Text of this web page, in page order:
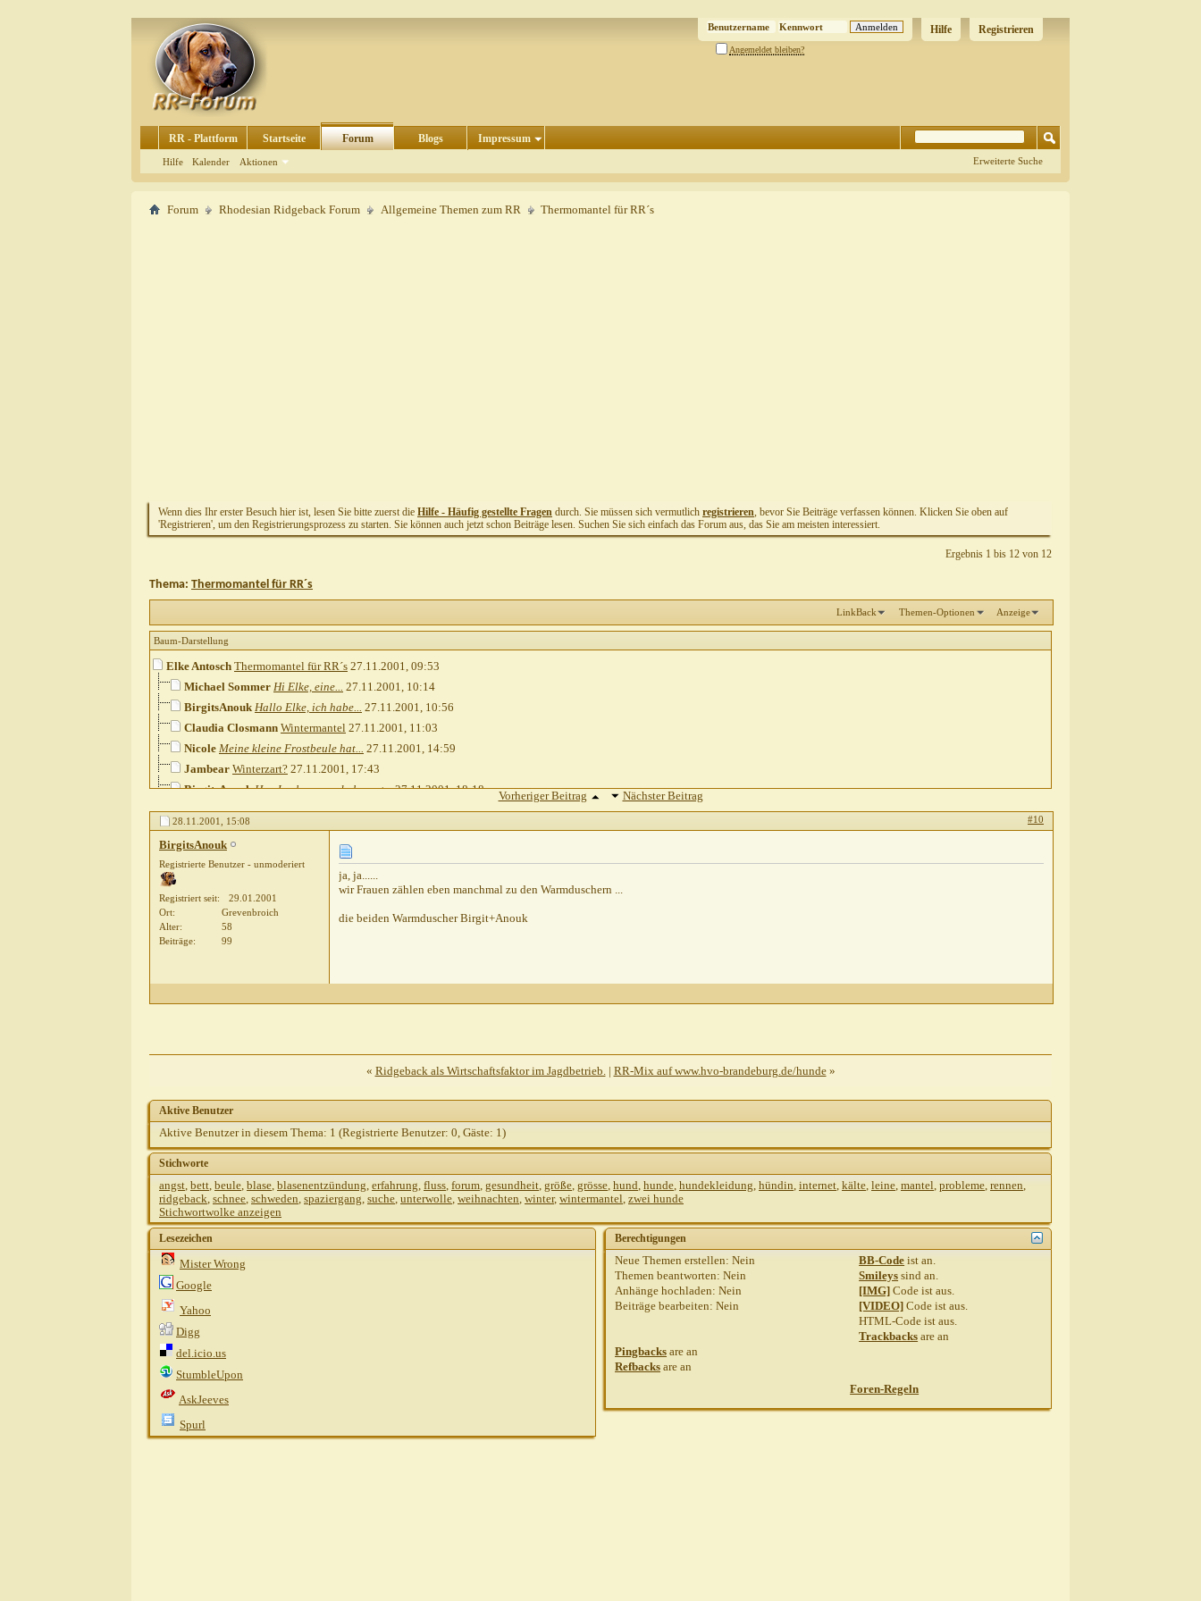
Registrieren
Hilfe
Angemeldet bleiben?
RR - Plattform Startseite Forum
Hilfe Kalender Aktionen
Blogs Impressum
Erweiterte Suche
Forum Rhodesian Ridgeback Forum Allgemeine Themen zum RR Thermomantel für RR´s
Wenn dies Ihr erster Besuch hier ist, lesen Sie bitte zuerst die Hilfe - Häufig gestellte Fragen durch. Sie müssen sich vermutlich registrieren, bevor Sie Beiträge verfassen können. Klicken Sie oben auf
'Registrieren', um den Registrierungsprozess zu starten. Sie können auch jetzt schon Beiträge lesen. Suchen Sie sich einfach das Forum aus, das Sie am meisten interessiert.
Ergebnis 1 bis 12 von 12
Thema: Thermomantel für RR´s
LinkBack Themen-Optionen Anzeige
Baum-Darstellung
Elke Antosch Thermomantel für RR´s 27.11.2001, 09:53
Michael Sommer Hi Elke, eine... 27.11.2001, 10:14
BirgitsAnouk Hallo Elke, ich habe... 27.11.2001, 10:56
Claudia Closmann Wintermantel 27.11.2001, 11:03
Nicole Meine kleine Frostbeule hat... 27.11.2001, 14:59
Jambear Winterzart? 27.11.2001, 17:43
BirgitsAnouk Hey Jambear, na da kennst...27.11.2001,18:18
Elke Antosch Schnittmuster?!?! - mit...27.11.2001,21:25
Ralph Schober Re: Winterzart?28.11.2001,13:49
BirgitsAnouk
ja, ja...... wir Frauen...
Dana Panitzsch-Nittel Thermomantel
Elke Antosch Danke Dana - hallo Ralph30.11.2001,11:41
Vorheriger Beitrag Nächster Beitrag
28.11.2001, 15:08 #10
BirgitsAnouk
Registrierte Benutzer - unmoderiert
Registriert seit
29.01.2001
Ort
Grevenbroich
Alter
58
Beiträge
99
ja, ja......
wir Frauen zählen eben manchmal zu den Warmduschern ...
die beiden Warmduscher Birgit+Anouk
« Ridgeback als Wirtschaftsfaktor im Jagdbetrieb.| RR-Mix auf www.hvo-brandeburg.de/hunde »
Aktive Benutzer
Aktive Benutzer in diesem Thema: 1 (Registrierte Benutzer: 0, Gäste: 1)
Stichworte
angst, bett, beule, blase, blasenentzündung, erfahrung, fluss, forum, gesundheit, größe, grösse, hund, hunde, hundekleidung, hündin, internet, kälte, leine, mantel, probleme, rennen,
ridgeback, schnee, schweden, spaziergang, suche, unterwolle, weihnachten, winter, wintermantel, zwei hunde
Stichwortwolke anzeigen
Lesezeichen
Mister Wrong
Google
Yahoo
Digg
del.icio.us
StumbleUpon
AskJeeves
Spurl
Berechtigungen
Neue Themen erstellen:Nein
Themen beantworten:Nein
Anhänge hochladen:Nein
Beiträge bearbeiten:Nein
BB-Code istan.
Smileys sindan.
[IMG] Code istaus.
[VIDEO] Code istaus.
HTML-Code istaus.
Trackbacks arean
Pingbacks arean
Refbacks arean
Foren-Regeln